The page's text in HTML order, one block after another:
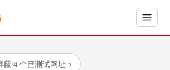
蔽·4 个已测试网址→